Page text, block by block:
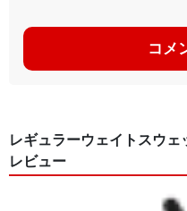
コメ
レギュラーウェイトスウ
レビュー